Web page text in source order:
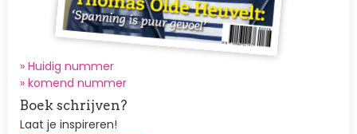
» Huidig nummer
» komend nummer
Boek schrijven?
Laat je inspireren!